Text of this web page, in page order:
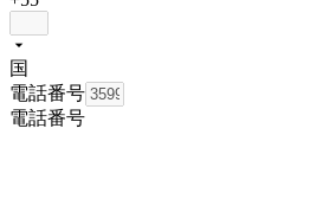
国
電話番号
電話番号